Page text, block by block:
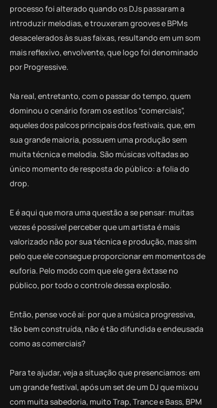
processo foi alterado quando os DJs passaram a
introduzir melodias, e trouxeram grooves e BPMs
desacelerados às suas faixas, resultando em um som
mais reflexivo, envolvente, que logo foi denominado
por Progressive.
Na real, entretanto, com o passar do tempo, quem
dominou o cenário foram os estilos “comerciais”,
aqueles dos palcos principais dos festivais, que, em
sua grande maioria, possuem uma produção sem
muita técnica e melodia. São músicas voltadas ao
único momento de resposta do público: a folia do
drop.
E é aqui que mora uma questão a se pensar: muitas
vezes é possível perceber que um artista é mais
valorizado não por sua técnica e produção, mas sim
pelo que ele consegue proporcionar em momentos de
euforia. Pelo modo com que ele gera êxtase no
público, por todo o controle dessa explosão.
Então, pense você aí: por que a música progressiva,
tão bem construída, não é tão difundida e endeusada
como as comerciais?
Para te ajudar, veja a situação que presenciamos: em
um grande festival, após um set de um DJ que mixou
com muita sabedoria, muito Trap, Trance e Bass, BPM